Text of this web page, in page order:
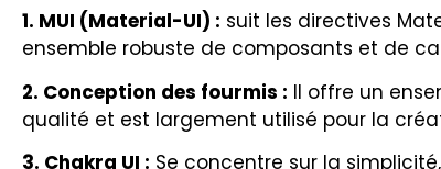
1. MUI (Material-UI) : suit les directives
ensemble robuste de composants et de
2. Conception des fourmis : Il offre un
qualité et est largement utilisé pour la
3. Chakra UI : Se concentre sur la